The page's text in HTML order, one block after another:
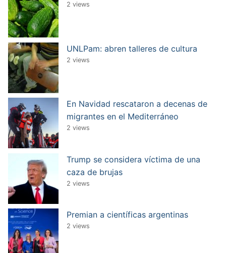
2 views
UNLPam: abren talleres de cultura
2 views
En Navidad rescataron a decenas de
migrantes en el Mediterráneo
2 views
Trump se considera víctima de una
caza de brujas
2 views
Premian a científicas argentinas
2 views